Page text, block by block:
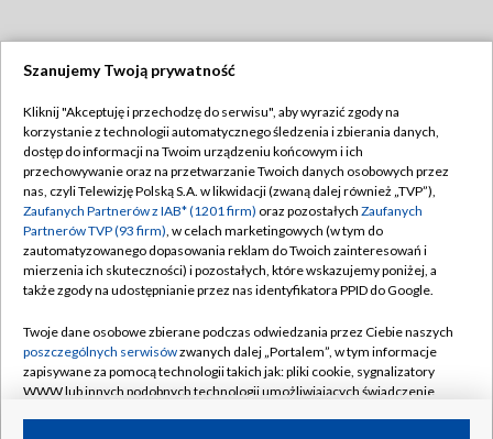
TVP
Abonament TVP
Emisja w TVP
Centrum informacji TVP
Naziemna Telewizja Cyfrowa
Rada Programowa
System NOS
Informacje o nadawcy
Regulamin TVP
Polityka prywatności
Moje zgody
Pomoc
Kontakt
Kanały
Szanujemy Twoją prywatność
Kliknij "Akceptuję i przechodzę do serwisu", aby wyrazić zgody na
korzystanie z technologii automatycznego śledzenia i zbierania danych,
dostęp do informacji na Twoim urządzeniu końcowym i ich
przechowywanie oraz na przetwarzanie Twoich danych osobowych przez
nas, czyli Telewizję Polską S.A. w likwidacji (zwaną dalej również „TVP”),
Zaufanych Partnerów z IAB* (1201 firm) oraz pozostałych Zaufanych
Partnerów TVP (93 firm), w celach marketingowych (w tym do
zautomatyzowanego dopasowania reklam do Twoich zainteresowań i
mierzenia ich skuteczności) i pozostałych, które wskazujemy poniżej, a
także zgody na udostępnianie przez nas identyfikatora PPID do Google.
Twoje dane osobowe zbierane podczas odwiedzania przez Ciebie naszych
poszczególnych serwisówzwanych dalej „Portalem”, w tym informacje
zapisywane za pomocą technologii takich jak: pliki cookie, sygnalizatory
WWW lub innych podobnych technologii umożliwiających świadczenie